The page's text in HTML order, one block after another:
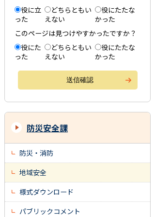
役に立
った
どちらともい
えない
役にたたな
かった
このページは見つけやすかったですか？
役にた
った
どちらともい
えない
役にたたな
かった
防災安全課
防災・消防
地域安全
様式ダウンロード
パブリックコメント